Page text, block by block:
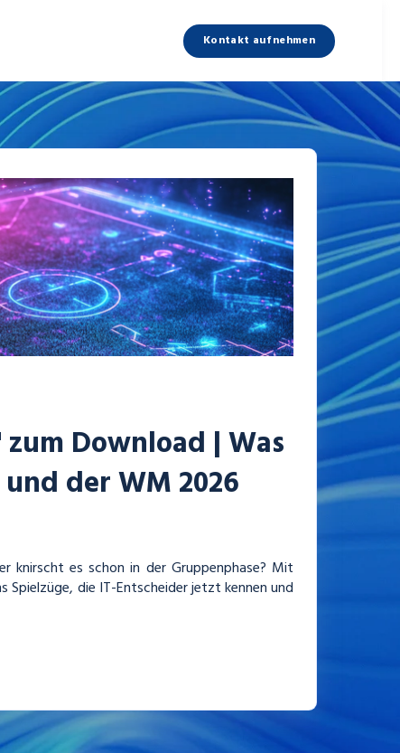
Kontakt aufnehmen
Download | Was
der WM 2026
knirscht es schon in der Gruppenphase? Mit
Spielzüge, die IT-Entscheider jetzt kennen und